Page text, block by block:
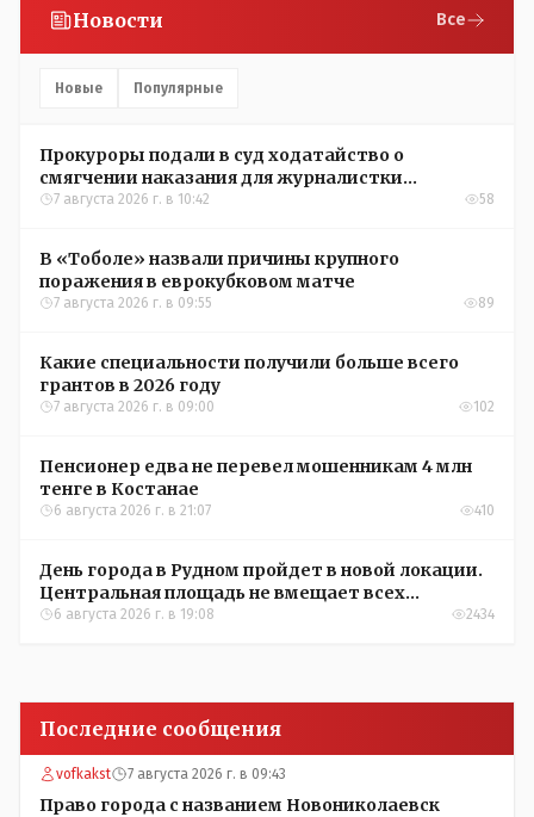
Новости Все
Новые Популярные
Прокуроры подали в суд ходатайство о
смягчении наказания для журналистки
Александры Алёховой
7 августа 2026 г. в 10:42 58
В «Тоболе» назвали причины крупного
поражения в еврокубковом матче
7 августа 2026 г. в 09:55 89
Какие специальности получили больше всего
грантов в 2026 году
7 августа 2026 г. в 09:00 102
Пенсионер едва не перевел мошенникам 4 млн
тенге в Костанае
6 августа 2026 г. в 21:07 410
День города в Рудном пройдет в новой локации.
Центральная площадь не вмещает всех
желающих
6 августа 2026 г. в 19:08 2434
Последние сообщения
vofkakst 7 августа 2026 г. в 09:43
Право города с названием Новониколаевск